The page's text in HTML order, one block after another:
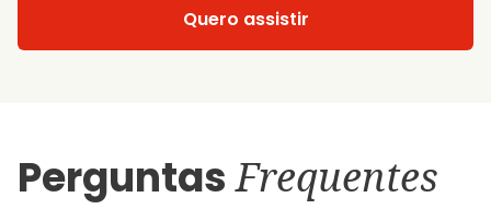
Quero assistir
PerguntasFrequentes